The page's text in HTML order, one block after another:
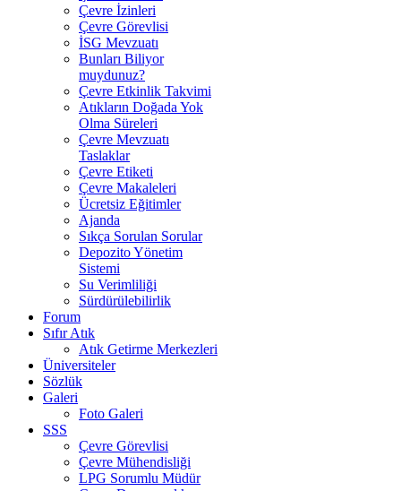
Çevre İzinleri
Çevre Görevlisi
İSG Mevzuatı
Bunları Biliyor
muydunuz?
Çevre Etkinlik Takvimi
Atıkların Doğada Yok
Olma Süreleri
Çevre Mevzuatı
Taslaklar
Çevre Etiketi
Çevre Makaleleri
Ücretsiz Eğitimler
Ajanda
Sıkça Sorulan Sorular
Depozito Yönetim
Sistemi
Su Verimliliği
Sürdürülebilirlik
Forum
Sıfır Atık
Atık Getirme Merkezleri
Üniversiteler
Sözlük
Galeri
Foto Galeri
SSS
Çevre Görevlisi
Çevre Mühendisliği
LPG Sorumlu Müdür